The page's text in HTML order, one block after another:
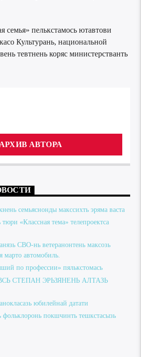
семья» пелькстамось ютавтови
Культурань, национальной
тевтнень коряс министерстванть
АРХИВ АВТОРА
семьяснонды макссихть эряма васта
«Классная тема» телепроектса
СВО-нь ветеранонтень максозь
марто автомобиль.
по профессии» пялькстомась
СТЕПАН ЭРЬЗЯНЕНЬ АЛТАЗЬ
юбилейнай датати
фольклоронь покшчинть тешкстасызь